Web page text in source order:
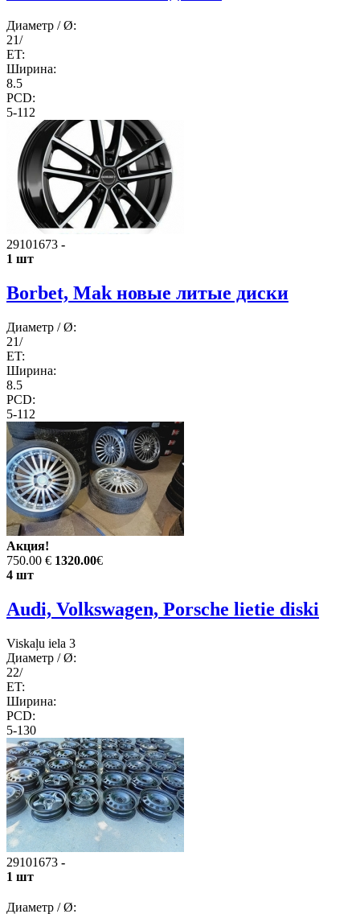
Диаметр / Ø:
21/
ET:
Ширина:
8.5
PCD:
5-112
29101673 -
1 шт
Borbet, Mak новые литые диски
Диаметр / Ø:
21/
ET:
Ширина:
8.5
PCD:
5-112
Акция!
750.00 € 1320.00€
4 шт
Audi, Volkswagen, Porsche lietie diski
Viskaļu iela 3
Диаметр / Ø:
22/
ET:
Ширина:
PCD:
5-130
29101673 -
1 шт
Диаметр / Ø: